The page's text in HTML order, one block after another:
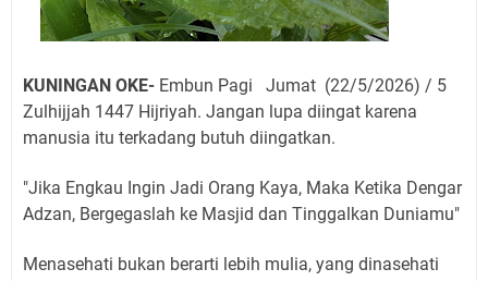
KUNINGAN OKE- Embun Pagi Jumat (22/5/2026) / 5
Zulhijjah 1447 Hijriyah. Jangan lupa diingat karena
manusia itu terkadang butuh diingatkan.
"Jika Engkau Ingin Jadi Orang Kaya, Maka Ketika Dengar
Adzan, Bergegaslah ke Masjid dan Tinggalkan Duniamu"
Menasehati bukan berarti lebih mulia, yang dinasehati